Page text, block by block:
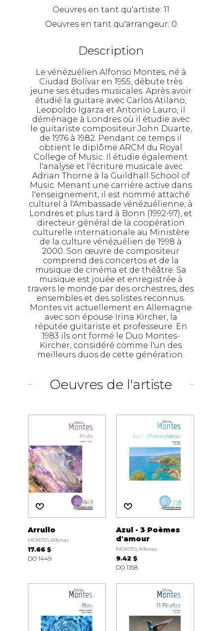
Oeuvres en tant qu'artiste: 11
Oeuvres en tant qu'arrangeur: 0
Description
Le vénézuélien Alfonso Montes, né à
Ciudad Bolívar en 1955, débute très
jeune ses études musicales. Après avoir
étudié la guitare avec Carlos Atilano,
Leopoldo Igarza et Antonio Lauro, il
déménage à Londres où il étudie avec
le guitariste compositeur John Duarte,
de 1976 à 1982. Pendant ce temps il
obtient le diplôme ARCM du Royal
College of Music. Il étudie également
l'analyse et l'écriture musicale avec
Adrian Thorne à la Guildhall School of
Music. Menant une carrière active dans
l'enseignement, il est nommé attaché
culturel à l'Ambassade vénézuélienne, à
Londres et plus tard à Bonn (1992-97), et
directeur général de la coopération
culturelle internationale au Ministère
de la culture vénézuélien de 1998 à
2000. Son œuvre de compositeur
comprend des concertos et de la
musique de cinéma et de théâtre. Sa
musique est jouée et enregistrée à
travers le monde par des orchestres, des
ensembles et des solistes reconnus.
Montes vit actuellement en Allemagne
avec son épouse Irina Kircher, la
réputée guitariste et professeure. En
1983 ils ont formé le Duo Montes-
Kircher, considéré comme l'un des
meilleurs duos de cette génération.
Oeuvres de l'artiste
Arrullo
MONTES Alfonso
17.66 $
DO 1449
Azul - 3 Poèmes
d'amour
MONTES Alfonso
9.42 $
DO 1358